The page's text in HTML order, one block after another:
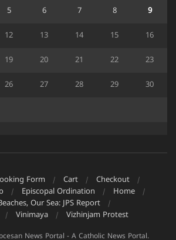
5 6 7 8 9
12 13 14 15 16
19 20 21 22 23
26 27 28 29 30
Form Cart
Checkout
Episcopal Ordination
Home
Our Sea: JPS Report
Vinimaya Vizhinjam Protest
News Portal - A Catholic News Portal.